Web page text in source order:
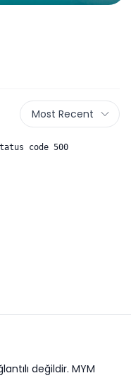
Most Recent
code 500
değildir. MYM